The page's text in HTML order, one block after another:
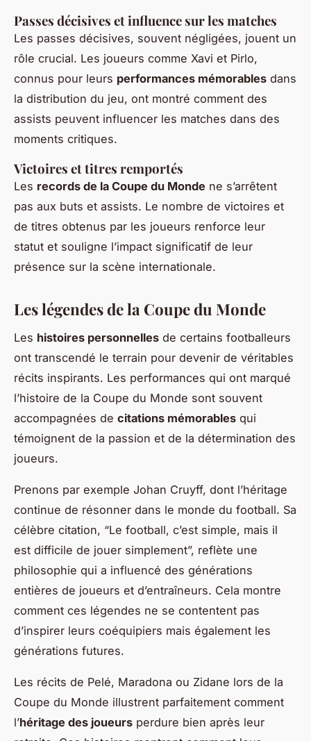
Passes décisives et influence sur les matches
Les passes décisives, souvent négligées, jouent un
rôle crucial. Les joueurs comme Xavi et Pirlo,
connus pour leurs performances mémorables dans
la distribution du jeu, ont montré comment des
assists peuvent influencer les matches dans des
moments critiques.
Victoires et titres remportés
Les records de la Coupe du Monde ne s’arrêtent
pas aux buts et assists. Le nombre de victoires et
de titres obtenus par les joueurs renforce leur
statut et souligne l’impact significatif de leur
présence sur la scène internationale.
Les légendes de la Coupe du Monde
Les histoires personnelles de certains footballeurs
ont transcendé le terrain pour devenir de véritables
récits inspirants. Les performances qui ont marqué
l’histoire de la Coupe du Monde sont souvent
accompagnées de citations mémorables qui
témoignent de la passion et de la détermination des
joueurs.
Prenons par exemple Johan Cruyff, dont l’héritage
continue de résonner dans le monde du football. Sa
célèbre citation, “Le football, c’est simple, mais il
est difficile de jouer simplement”, reflète une
philosophie qui a influencé des générations
entières de joueurs et d’entraîneurs. Cela montre
comment ces légendes ne se contentent pas
d’inspirer leurs coéquipiers mais également les
générations futures.
Les récits de Pelé, Maradona ou Zidane lors de la
Coupe du Monde illustrent parfaitement comment
l’héritage des joueurs perdure bien après leur